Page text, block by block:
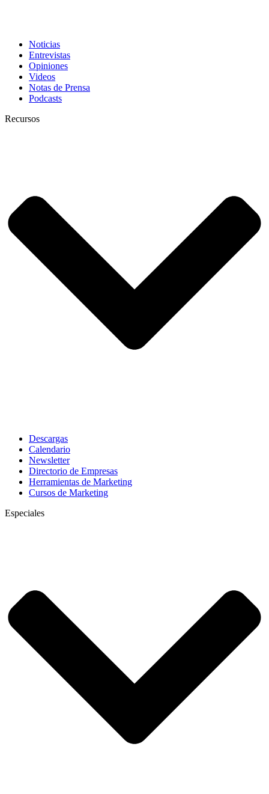
Noticias
Entrevistas
Opiniones
Videos
Notas de Prensa
Podcasts
Recursos
Descargas
Calendario
Newsletter
Directorio de Empresas
Herramientas de Marketing
Cursos de Marketing
Especiales